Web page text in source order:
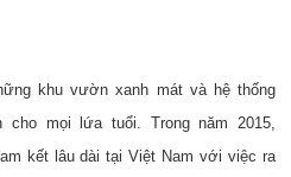
khu vườn xanh mát và hệ thống
cho mọi lứa tuổi. Trong năm 2015,
kết lâu dài tại Việt Nam với việc ra